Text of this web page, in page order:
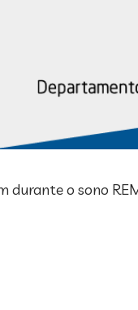
durante o sono